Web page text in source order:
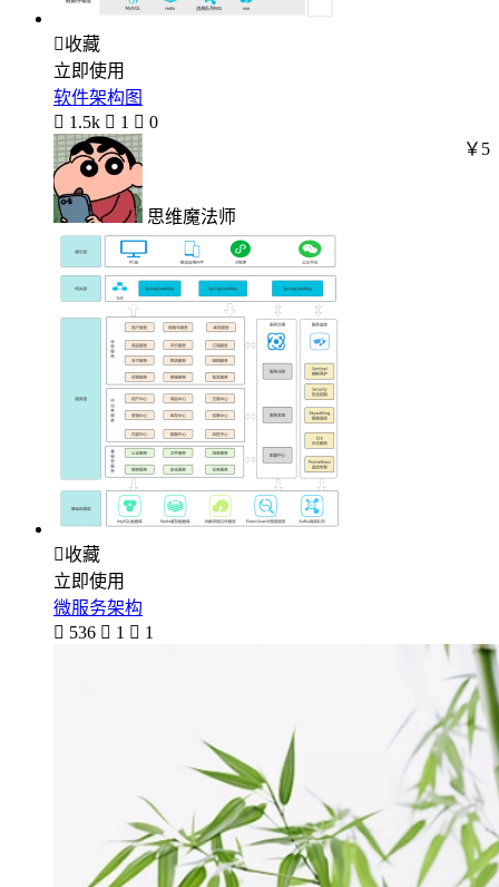
收藏
立即使用
软件架构图
 1.5k  1  0
思维魔法师
￥5
收藏
立即使用
微服务架构
 536  1  1